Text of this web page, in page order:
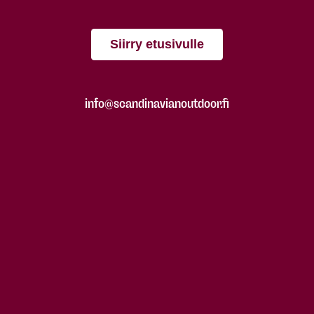
Siirry etusivulle
info@scandinavianoutdoor.fi